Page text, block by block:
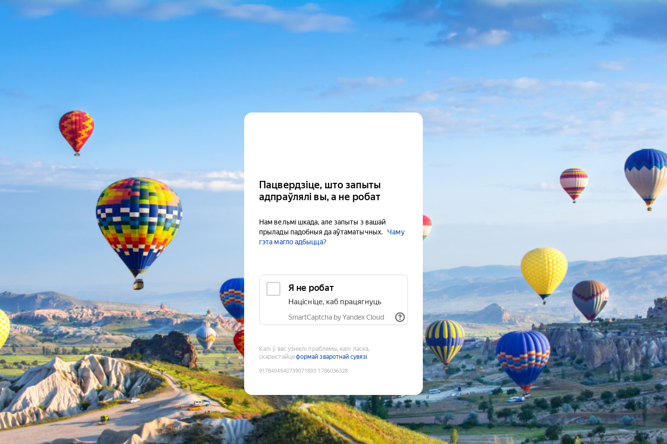
Пацвердзіце, што запыты
адпраўлялі вы, а не робат
Нам вельмі шкада, але запыты з вашай
прылады падобныя да аўтаматычных.
Чаму
гэта магло адбыцца?
Я не робат
Націсніце, каб працягнуць
SmartCaptcha by Yandex Cloud
Калі ў вас узніклі праблемы, калі ласка,
скарыстайцеформай зваротнай сувязі
9178404640739071893:1786036328